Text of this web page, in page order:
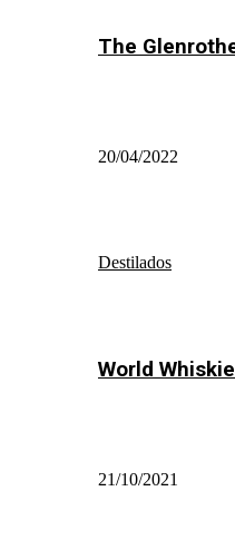
The
20/04/2022
Destilados
World
21/10/2021